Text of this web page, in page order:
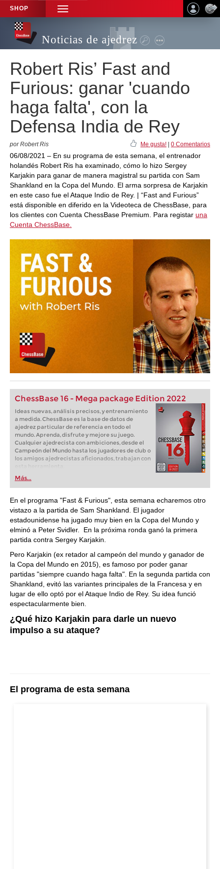
SHOP
TOGGLE
NAVIGATION
Noticias de ajedrez
Robert Ris’ Fast and
Furious: ganar 'cuando
haga falta', con la
Defensa India de Rey
por Robert Ris Me gusta! 0 Comentarios
06/08/2021 – En su programa de esta semana, el entrenador
holandés Robert Ris ha examinado, cómo lo hizo Sergey
Karjakin para ganar de manera magistral su partida con Sam
Shankland en la Copa del Mundo. El arma sorpresa de Karjakin
en este caso fue el Ataque Indio de Rey. | “Fast and Furious”
está disponible en diferido en la Videoteca de ChessBase, para
los clientes con Cuenta ChessBase Premium. Para registar una
Cuenta ChessBase.
ChessBase 16 - Mega package Edition 2022
Ideas nuevas, análisis precisos, y entrenamiento
a medida. ChessBase es la base de datos de
ajedrez particular de referencia en todo el
mundo. Aprenda, disfrute y mejore su juego.
Cualquier ajedrecista con ambiciones, desde el
Campeón del Mundo hasta los jugadores de club o
los amigos ajedrecistas aficionados, trabajan con
Más...
En el programa "Fast & Furious", esta semana echaremos otro
vistazo a la partida de Sam Shankland. El jugador
estadounidense ha jugado muy bien en la Copa del Mundo y
elminó a Peter Svidler. En la próxima ronda ganó la primera
partida contra Sergey Karjakin.
Pero Karjakin (ex retador al campeón del mundo y ganador de
la Copa del Mundo en 2015), es famoso por poder ganar
partidas "siempre cuando haga falta". En la segunda partida con
Shankland, evitó las variantes principales de la Francesa y en
lugar de ello optó por el Ataque Indio de Rey. Su idea funció
espectacularmente bien.
¿Qué hizo Karjakin para darle un nuevo
impulso a su ataque?
El programa de esta semana